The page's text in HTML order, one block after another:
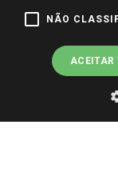
Pagamento e
NÃO
ACEITAR